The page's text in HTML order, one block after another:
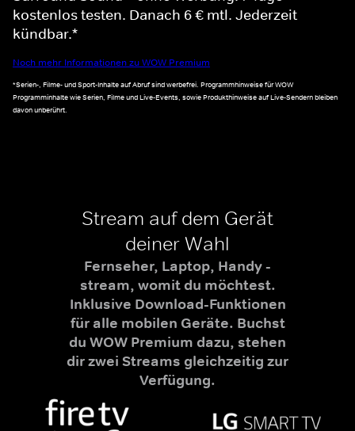
kostenlos testen. Danach 6 € mtl. Jederzeit
kündbar.*
Noch mehr Informationen zu WOW Premium
*Serien-, Filme- und Sport-Inhalte auf Abruf sind werbefrei. Programmhinweise für WOW
Programminhalte wie Serien, Filme und Live-Events, sowie Produkthinweise auf Live-Sendern bleiben
davon unberührt.
Stream auf dem Gerät
deiner Wahl
Fernseher, Laptop, Handy -
stream, womit du möchtest.
Inklusive Download-Funktionen
für alle mobilen Geräte. Buchst
du WOW Premium dazu, stehen
dir zwei Streams gleichzeitig zur
Verfügung.